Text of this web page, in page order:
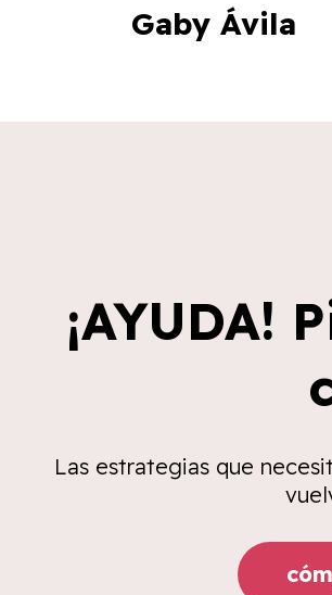
Gaby Ávila
¡AYUDA!
Las estrategias que